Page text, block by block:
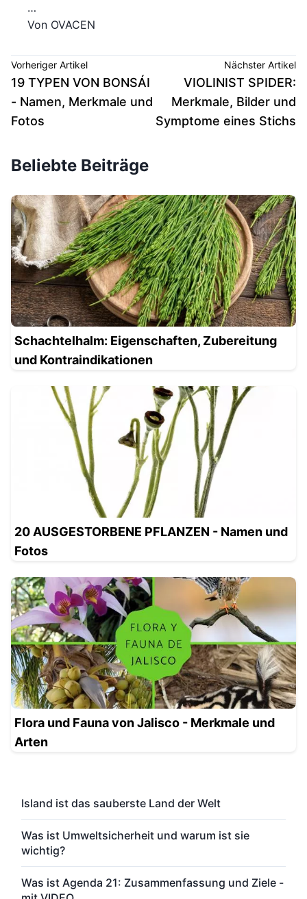
…
Von OVACEN
Vorheriger Artikel
19 TYPEN VON BONSÁI
- Namen, Merkmale und
Fotos
Nächster Artikel
VIOLINIST SPIDER:
Merkmale, Bilder und
Symptome eines Stichs
Beliebte Beiträge
Schachtelhalm: Eigenschaften, Zubereitung
und Kontraindikationen
20 AUSGESTORBENE PFLANZEN - Namen und
Fotos
Flora und Fauna von Jalisco - Merkmale und
Arten
Island ist das sauberste Land der Welt
Was ist Umweltsicherheit und warum ist sie
wichtig?
Was ist Agenda 21: Zusammenfassung und Ziele -